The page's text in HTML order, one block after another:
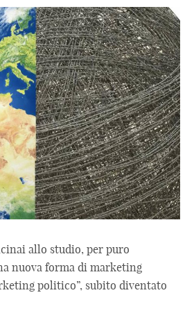
allo studio, per puro
nuova forma di marketing
politico”, subito diventato